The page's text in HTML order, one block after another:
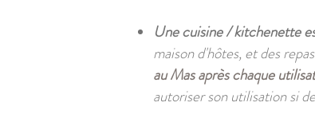
Une cuisine / kitchenette
maison d'hôtes, et des
au Mas après chaque
autoriser son utilisation si